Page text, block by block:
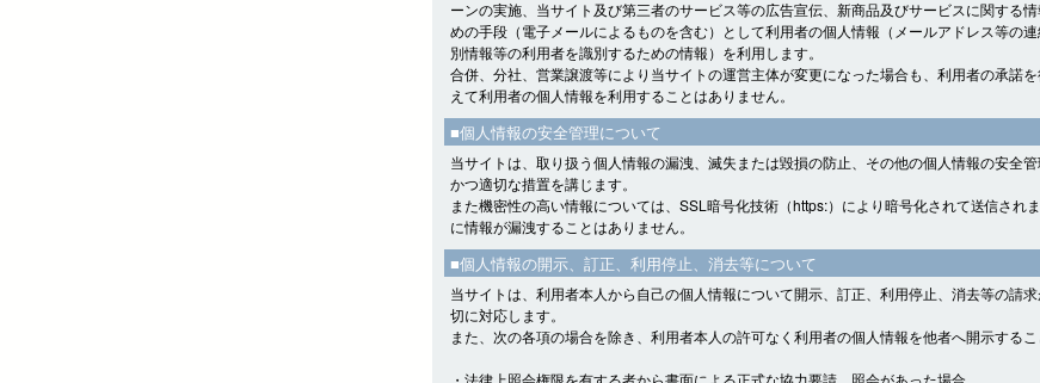
ーンの実施、当サイト及び第三者のサービス等の広告宣伝、新商品及びサービスに関する
めの手段（電子メールによるものを含む）として利用者の個人情報（メールアドレス等の
別情報等の利用者を識別するための情報）を利用します。
合併、分社、営業譲渡等により当サイトの運営主体が変更になった場合も、利用者の承諾
えて利用者の個人情報を利用することはありません。
■個人情報の安全管理について
当サイトは、取り扱う個人情報の漏洩、滅失または毀損の防止、その他の個人情報の安全
かつ適切な措置を講じます。
また機密性の高い情報については、SSL暗号化技術（https:）により暗号化されて送信され
に情報が漏洩することはありません。
■個人情報の開示、訂正、利用停止、消去等について
当サイトは、利用者本人から自己の個人情報について開示、訂正、利用停止、消去等の請
切に対応します。
また、次の各項の場合を除き、利用者本人の許可なく利用者の個人情報を他者へ開示するこ
・法律上照会権限を有する者から書面による正式な協力要請、照会があった場合